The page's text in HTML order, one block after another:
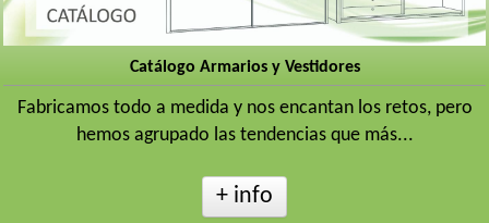
Catálogo Armarios y Vestidores
Fabricamos todo a medida y nos encantan los retos, pero
hemos agrupado las tendencias que más...
+ info